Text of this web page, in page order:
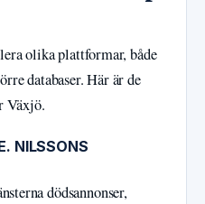
olika plattformar, både
databaser. Här är de
Växjö.
NILSSONS
dödsannonser,